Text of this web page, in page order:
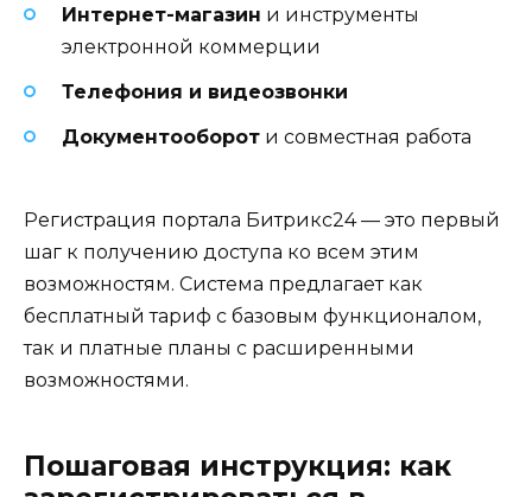
Интернет-магазин и инструменты
электронной коммерции
Телефония и видеозвонки
Документооборот и совместная работа
Регистрация портала Битрикс24 — это первый
шаг к получению доступа ко всем этим
возможностям. Система предлагает как
бесплатный тариф с базовым функционалом,
так и платные планы с расширенными
возможностями.
Пошаговая инструкция: как